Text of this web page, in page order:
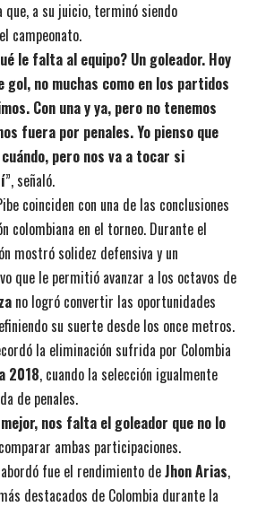
que, a su juicio, terminó siendo
campeonato.
le falta al equipo? Un goleador. Hoy
gol, no muchas como en los partidos
Con una y ya, pero no tenemos
fuera por penales. Yo pienso que
pero nos va a tocar si
”, señaló.
coinciden con una de las conclusiones
colombiana en el torneo. Durante el
mostró solidez defensiva y un
que le permitió avanzar a los octavos de
no logró convertir las oportunidades
su suerte desde los once metros.
la eliminación sufrida por Colombia
2018, cuando la selección igualmente
de penales.
nos falta el goleador que no lo
ambas participaciones.
fue el rendimiento deJhon Arias,
destacados de Colombia durante la